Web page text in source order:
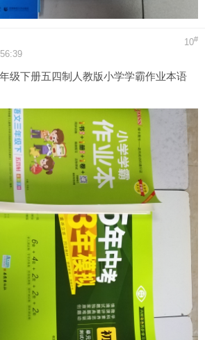
10#
级下册五四制人教版小学学霸作业本语